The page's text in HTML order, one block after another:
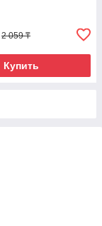
2 059 ₸
Купить